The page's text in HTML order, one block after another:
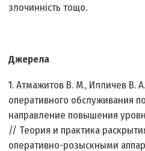
злочинність тощо.
Джерела
1. Атмажитов В. М., Илличев В.
оперативного обслуживания
направление повышения
// Теория и практика
оперативно-розыскными